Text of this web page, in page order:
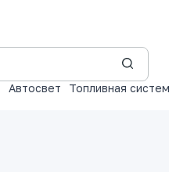
Автосвет Топливная